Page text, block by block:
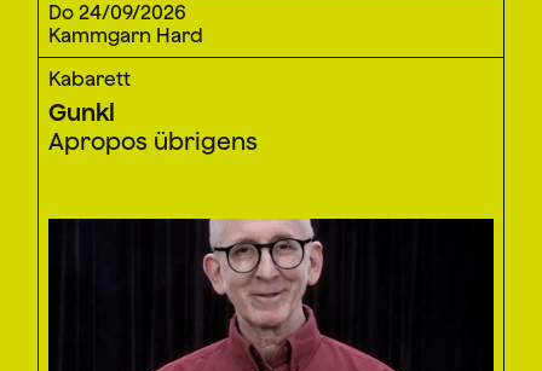
Do 24/09/2026
Kammgarn Hard
Kabarett
Gunkl
Apropos übrigens